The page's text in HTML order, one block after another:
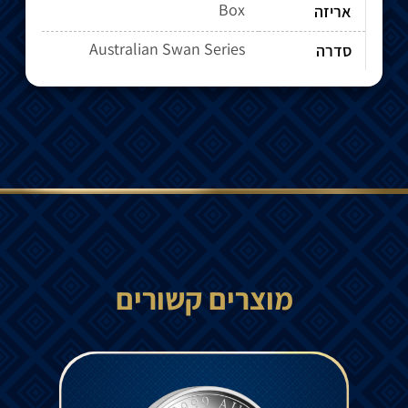
אריזה
Box
סדרה
Australian Swan Series
מוצרים קשורים